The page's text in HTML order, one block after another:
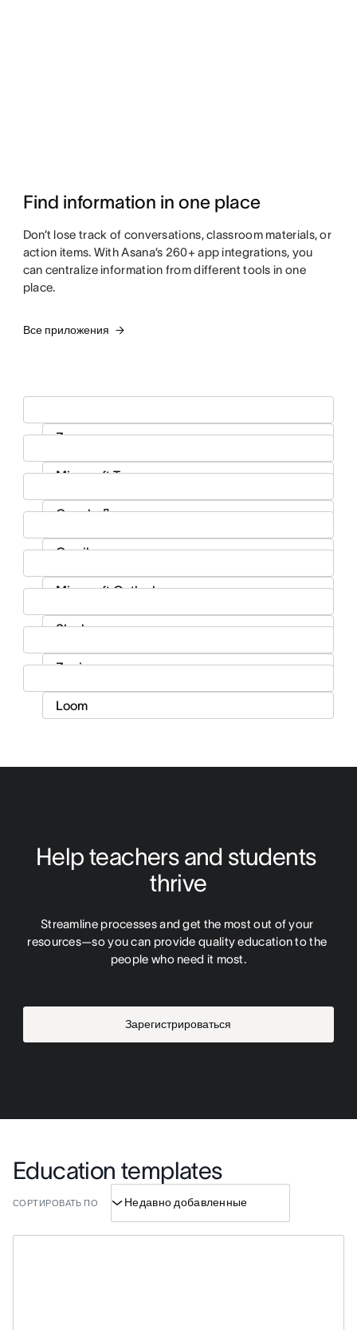
Find information in one place
Don’t lose track of conversations, classroom materials, or
action items. With Asana’s 260+ app integrations, you
can centralize information from different tools in one
place.
Все приложения
Help teachers and students
thrive
Streamline processes and get the most out of your
resources—so you can provide quality education to the
people who need it most.
Зарегистрироваться
Education templates
СОРТИРОВАТЬ ПО